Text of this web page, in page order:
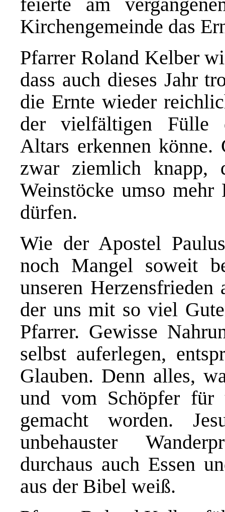
Kirchengemeinde das
Pfarrer Roland Kelber
dass auch dieses Jahr
die Ernte wieder
der vielfältigen Fülle
Altars erkennen könne.
zwar ziemlich knapp,
Weinstöcke umso
dürfen.
Wie der Apostel
noch Mangel soweit
unseren
der uns mit so viel
Pfarrer. Gewisse
selbst auferlegen,
Glauben. Denn alles,
und vom Schöpfer für
gemacht worden.
unbehauster
durchaus auch Essen
aus der Bibel weiß.